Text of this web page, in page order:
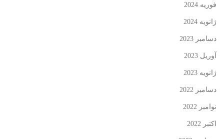
فوریه 2024
ژانویه 2024
دسامبر 2023
آوریل 2023
ژانویه 2023
دسامبر 2022
نوامبر 2022
اکتبر 2022